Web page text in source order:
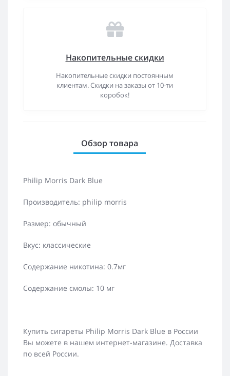
Накопительные скидки
Накопительные скидки постоянным
клиентам. Скидки на заказы от 10-ти
коробок!
Обзор товара
Philip Morris Dark Blue
Производитель: philip morris
Размер: обычный
Вкус: классические
Содержание никотина: 0.7мг
Содержание смолы: 10 мг
Купить сигареты Philip Morris Dark Blue в России
Вы можете в нашем интернет-магазине. Доставка
по всей России.